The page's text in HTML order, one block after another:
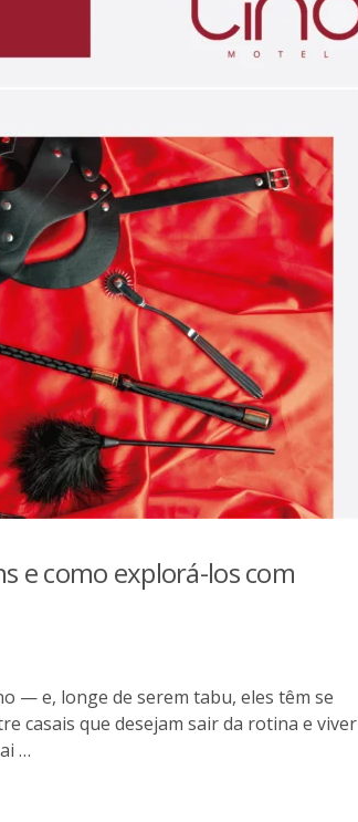
e como explorá-los com
— e, longe de serem tabu, eles têm se
casais que desejam sair da rotina e viver
…